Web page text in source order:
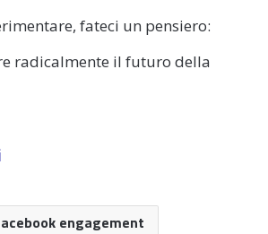
fateci un pensiero:
radicalmente il futuro della
engagement